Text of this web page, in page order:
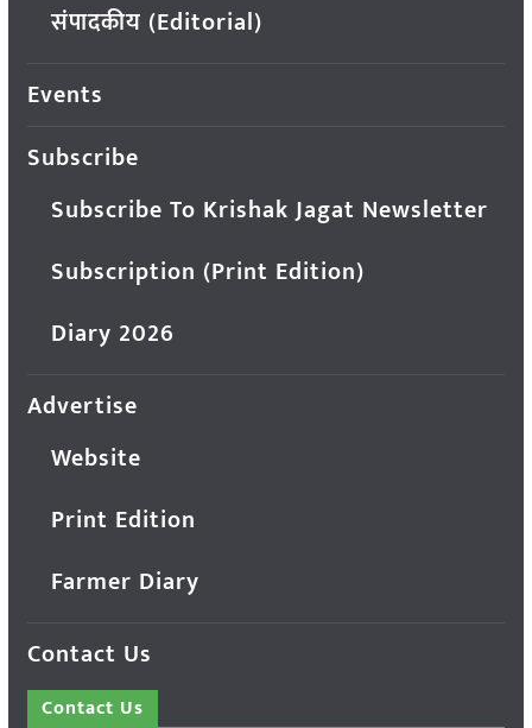
संपादकीय (Editorial)
Events
Subscribe
Subscribe To Krishak Jagat Newsletter
Subscription (Print Edition)
Diary 2026
Advertise
Website
Print Edition
Farmer Diary
Contact Us
Contact Us